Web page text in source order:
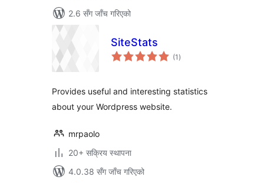
2.6 सँग जाँच गरिएको
SiteStats
(1 कुल
रेटिङ्गहरू
)
Provides useful and interesting statistics
about your Wordpress website.
mrpaolo
20+ सक्रिय स्थापना
4.0.38 सँग जाँच गरिएको